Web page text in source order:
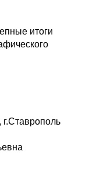
итоги